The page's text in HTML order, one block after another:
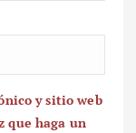
y sitio web
que haga un